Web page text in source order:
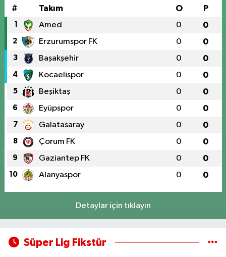
# Takım O P
1 Amed 0 0
2 Erzurumspor FK 0 0
3 Başakşehir 0 0
4 Kocaelispor 0 0
5 Beşiktaş 0 0
6 Eyüpspor 0 0
7 Galatasaray 0 0
8 Çorum FK 0 0
9 Gaziantep FK 0 0
10 Alanyaspor 0 0
Detaylar için tıklayın
Süper Lig Fikstür